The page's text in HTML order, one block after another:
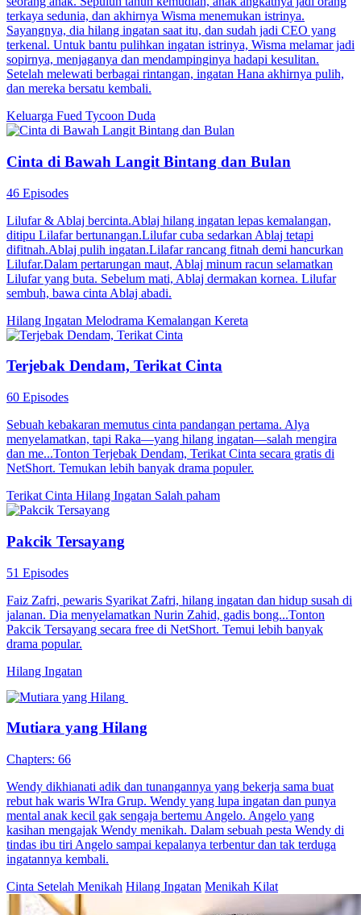
Putriku Terkaya Sedunia
66 Episodes
Sepuluh tahun lalu, Hana, istri baru Wisma, tiba-tiba hilang. Dia
sudah cari ke mana-mana, tapi nggak ketemu, malah bawa pulang
seorang anak. Sepuluh tahun kemudian, anak angkatnya jadi orang
terkaya sedunia, dan akhirnya Wisma menemukan istrinya.
terkenal. Untuk bantu pulihkan ingatan istrinya, Wisma melamar jadi
Setelah melewati berbagai rintangan, ingatan Hana akhirnya pulih,
Keluarga Fued
Cinta di Bawah Langit Bintang dan Bulan
46 Episodes
ditipu Lilafar bertunangan.Lilufar cuba sedarkan Ablaj tetapi
difitnah.Ablaj pulih ingatan.Lilafar rancang fitnah demi hancurkan